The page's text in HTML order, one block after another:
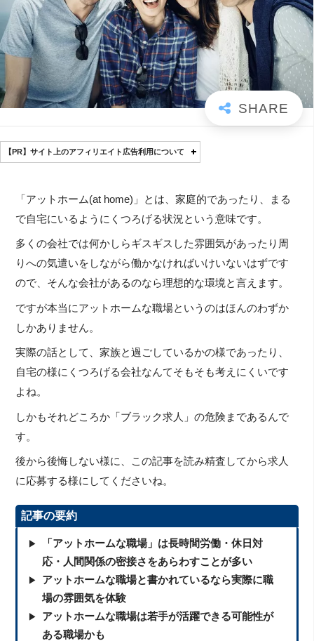
【PR】サイト上のアフィリエイト広告利用について
「アットホーム(at home)」とは、家庭的であったり、まる
で自宅にいるようにくつろげる状況という意味です。
多くの会社では何かしらギスギスした雰囲気があったり周
りへの気遣いをしながら働かなければいけいないはずです
ので、そんな会社があるのなら理想的な環境と言えます。
ですが本当にアットホームな職場というのはほんのわずか
しかありません。
実際の話として、家族と過ごしているかの様であったり、
自宅の様にくつろげる会社なんてそもそも考えにくいです
よね。
しかもそれどころか「ブラック求人」の危険まであるんで
す。
後から後悔しない様に、この記事を読み精査してから求人
に応募する様にしてくださいね。
記事の要約
「アットホームな職場」は長時間労働・休日対
応・人間関係の密接さをあらわすことが多い
アットホームな職場と書かれているなら実際に職
場の雰囲気を体験
アットホームな職場は若手が活躍できる可能性が
ある職場かも